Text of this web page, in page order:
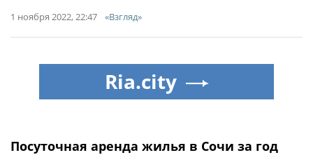
1 ноября 2022, 22:47 «Взгляд»
Посуточная аренда жилья в Сочи за год
Ria.city